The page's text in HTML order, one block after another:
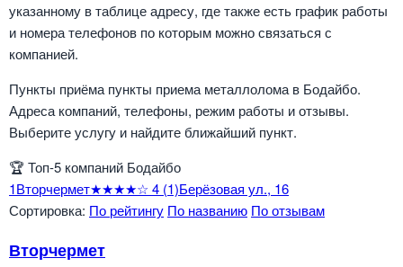
указанному в таблице адресу, где также есть график работы
и номера телефонов по которым можно связаться с
компанией.
Пункты приёма пункты приема металлолома в Бодайбо.
Адреса компаний, телефоны, режим работы и отзывы.
Выберите услугу и найдите ближайший пункт.
🏆 Топ-5 компаний Бодайбо
1Вторчермет★★★★☆ 4 (1)Берёзовая ул., 16
Сортировка: По рейтингу По названию По отзывам
Вторчермет